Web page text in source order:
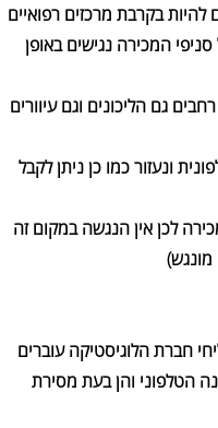
בקרבת מרכזים רפואיים
המכירה נגישים באופן
גם הליכונים וגם עיוורים
ונעזור כמו כן ניתן לקבל
לכן אין הנגשה במקום זה
חברת הלוגיסטיקה עוברים
הטלפוני והן בעת מסירת